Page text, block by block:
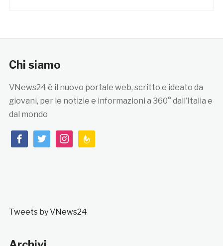
Chi siamo
VNews24 è il nuovo portale web, scritto e ideato da
giovani, per le notizie e informazioni a 360° dall’Italia e
dal mondo
facebooktwitterinstagramfeedburner
Tweets by VNews24